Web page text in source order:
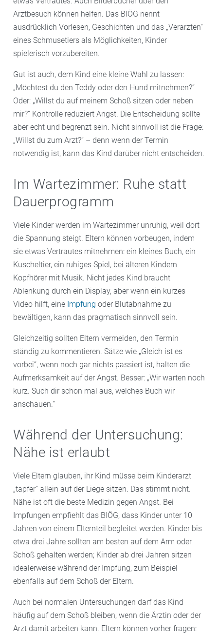
Arztbesuch können helfen. Das BIÖG nennt
ausdrücklich Vorlesen, Geschichten und das „Verarzten“
eines Schmusetiers als Möglichkeiten, Kinder
spielerisch vorzubereiten.
Gut ist auch, dem Kind eine kleine Wahl zu lassen:
„Möchtest du den Teddy oder den Hund mitnehmen?“
Oder: „Willst du auf meinem Schoß sitzen oder neben
mir?“ Kontrolle reduziert Angst. Die Entscheidung sollte
aber echt und begrenzt sein. Nicht sinnvoll ist die Frage:
„Willst du zum Arzt?“ – denn wenn der Termin
notwendig ist, kann das Kind darüber nicht entscheiden.
Im Wartezimmer: Ruhe statt
Dauerprogramm
Viele Kinder werden im Wartezimmer unruhig, weil dort
die Spannung steigt. Eltern können vorbeugen, indem
sie etwas Vertrautes mitnehmen: ein kleines Buch, ein
Kuscheltier, ein ruhiges Spiel, bei älteren Kindern
Kopfhörer mit Musik. Nicht jedes Kind braucht
Ablenkung durch ein Display, aber wenn ein kurzes
Video hilft, eine Impfung oder Blutabnahme zu
bewältigen, kann das pragmatisch sinnvoll sein.
Gleichzeitig sollten Eltern vermeiden, den Termin
ständig zu kommentieren. Sätze wie „Gleich ist es
vorbei“, wenn noch gar nichts passiert ist, halten die
Aufmerksamkeit auf der Angst. Besser: „Wir warten noch
kurz. Such dir schon mal aus, welches Buch wir
anschauen.“
Während der Untersuchung:
Nähe ist erlaubt
Viele Eltern glauben, ihr Kind müsse beim Kinderarzt
„tapfer“ allein auf der Liege sitzen. Das stimmt nicht.
Nähe ist oft die beste Medizin gegen Angst. Bei
Impfungen empfiehlt das BIÖG, dass Kinder unter 10
Jahren von einem Elternteil begleitet werden. Kinder bis
etwa drei Jahre sollten am besten auf dem Arm oder
Schoß gehalten werden; Kinder ab drei Jahren sitzen
idealerweise während der Impfung, zum Beispiel
ebenfalls auf dem Schoß der Eltern.
Auch bei normalen Untersuchungen darf das Kind
häufig auf dem Schoß bleiben, wenn die Ärztin oder der
Arzt damit arbeiten kann. Eltern können vorher fragen: